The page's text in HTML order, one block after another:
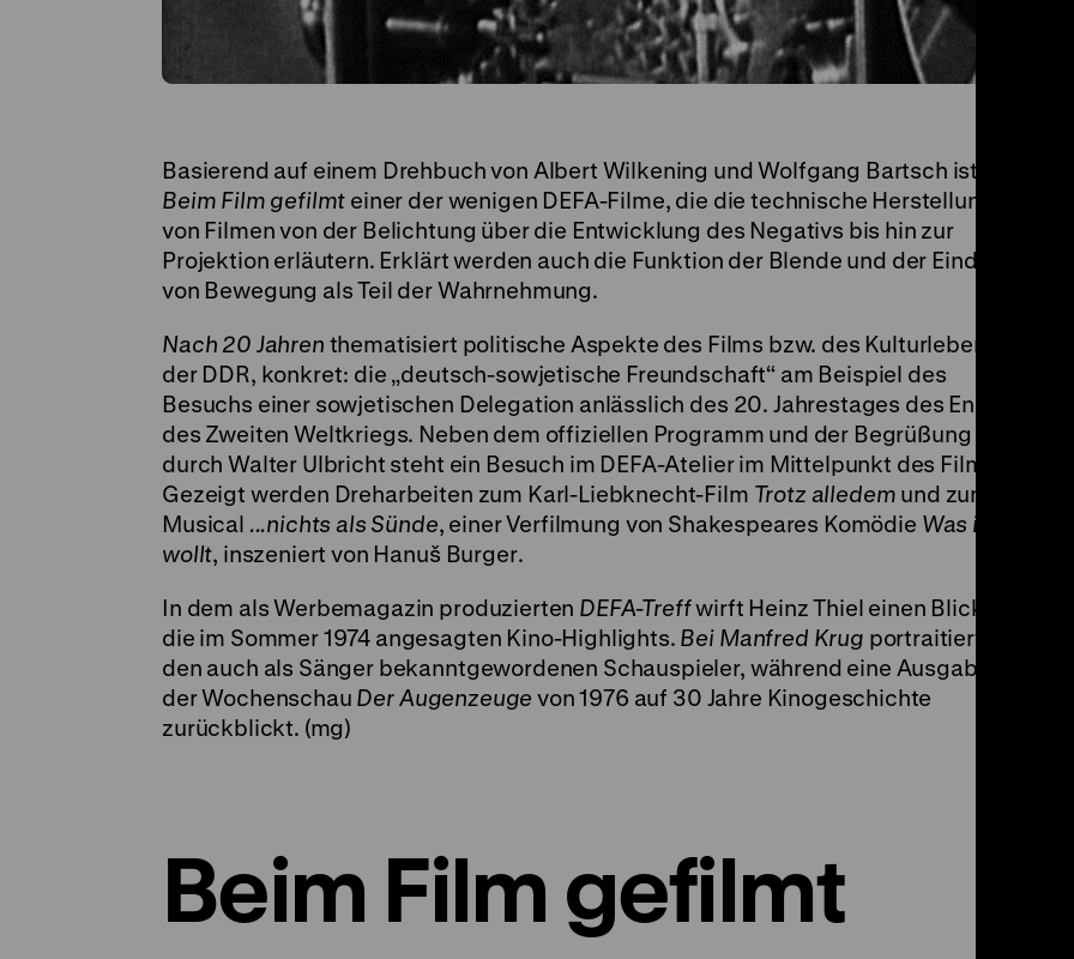
Basierend auf einem Drehbuch von Albert Wilkening und Wolfgang Bartsch ist
Beim Film gefilmt einer der wenigen DEFA-Filme, die die technische Herstellung
von Filmen von der Belichtung über die Entwicklung des Negativs bis hin zur
Projektion erläutern. Erklärt werden auch die Funktion der Blende und der Eindruck
von Bewegung als Teil der Wahrnehmung.
Nach 20 Jahren thematisiert politische Aspekte des Films bzw. des Kulturlebens in
der DDR, konkret: die „deutsch-sowjetische Freundschaft“ am Beispiel des
Besuchs einer sowjetischen Delegation anlässlich des 20. Jahrestages des Endes
des Zweiten Weltkriegs. Neben dem offiziellen Programm und der Begrüßung
durch Walter Ulbricht steht ein Besuch im DEFA-Atelier im Mittelpunkt des Films.
Gezeigt werden Dreharbeiten zum Karl-Liebknecht-Film Trotz alledem und zum
Musical ...nichts als Sünde, einer Verfilmung von Shakespeares Komödie Was ihr
wollt, inszeniert von Hanuš Burger.
In dem als Werbemagazin produzierten DEFA-Treffwirft Heinz Thiel einen Blick auf
die im Sommer 1974 angesagten Kino-Highlights. Bei Manfred Krug portraitiert
den auch als Sänger bekanntgewordenen Schauspieler, während eine Ausgabe
der Wochenschau DerAugenzeugevon 1976 auf 30 Jahre Kinogeschichte
zurückblickt. (mg)
Beim Film gefilmt